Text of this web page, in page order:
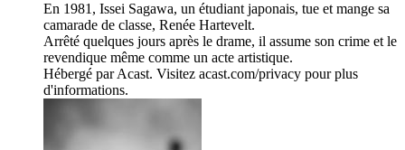
En 1981, Issei Sagawa, un étudiant japonais, tue et mange sa
camarade de classe, Renée Hartevelt.
Arrêté quelques jours après le drame, il assume son crime et le
revendique même comme un acte artistique.
Hébergé par Acast. Visitez acast.com/privacy pour plus
d'informations.